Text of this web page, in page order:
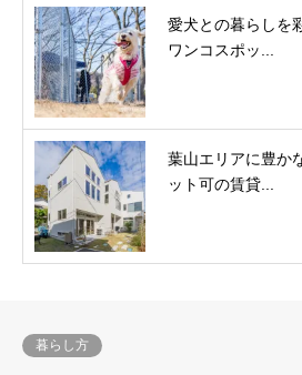
愛犬との暮らしを
ワンコスポッ...
葉山エリアに豊か
ット可の賃貸...
暮らし方